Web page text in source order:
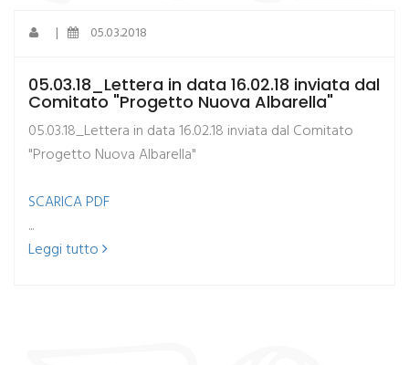
| 05.03.2018
05.03.18_Lettera in data 16.02.18 inviata dal
Comitato "Progetto Nuova Albarella"
05.03.18_Lettera in data 16.02.18 inviata dal Comitato
"Progetto Nuova Albarella"
SCARICA PDF
...
Leggi tutto